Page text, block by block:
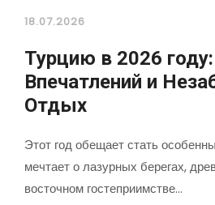
18.07.2026
Турцию в 2026
Впечатлений и
Отдых
Этот год обещает стать
мечтает о лазурных берегах,
восточном гостеприимстве…